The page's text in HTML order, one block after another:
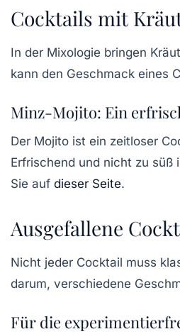
Cocktails mit
In der Mixologie bringen
kann den Geschmack eines
Minz-Mojito: Ein
Der Mojito ist ein zeitloser
Erfrischend und nicht zu süß
Sie auf dieser Seite.
Ausgefallene
Nicht jeder Cocktail muss
darum, verschiedene
Für die